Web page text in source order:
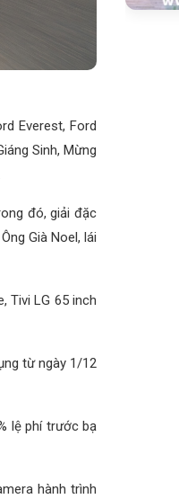
Everest, Ford
Sinh, Mừng
đó, giải đặc
Già Noel, lái
Tivi LG 65 inch
từ ngày 1/12
lệ phí trước bạ
hành trình